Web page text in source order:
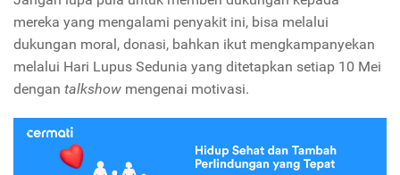
mereka yang mengalami penyakit ini, bisa melalui
dukungan moral, donasi, bahkan ikut mengkampanyekan
melalui Hari Lupus Sedunia yang ditetapkan setiap 10 Mei
dengan talkshow mengenai motivasi.